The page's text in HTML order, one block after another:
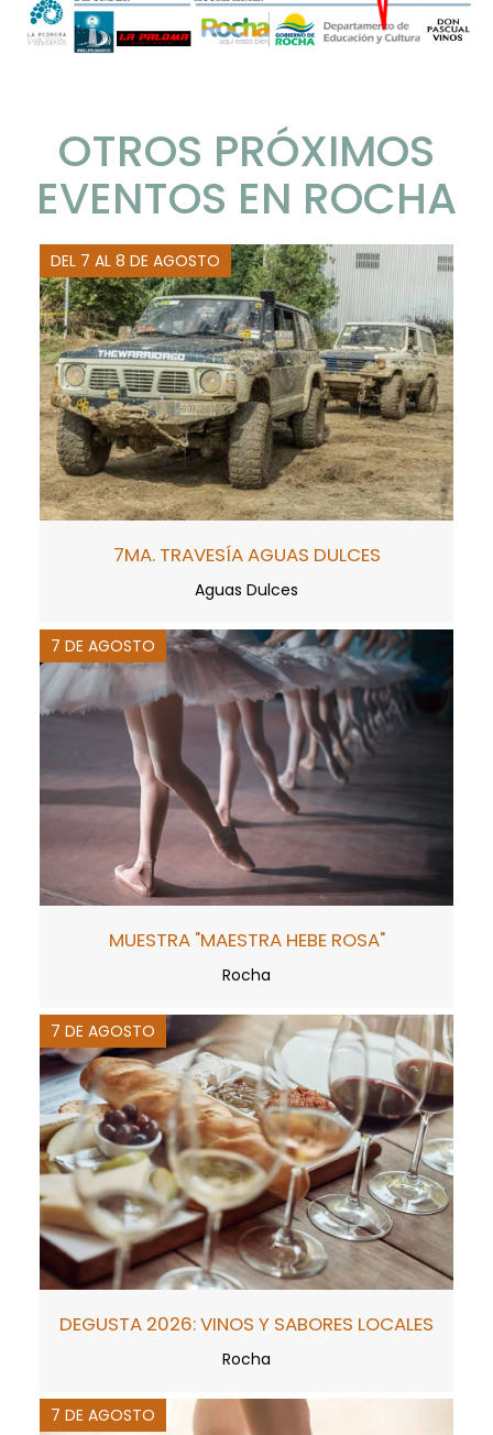
OTROS PRÓXIMOS
EVENTOS EN ROCHA
DEL 7 AL 8 DE AGOSTO
7MA. TRAVESÍA AGUAS DULCES
Aguas Dulces
7 DE AGOSTO
MUESTRA "MAESTRA HEBE ROSA"
Rocha
7 DE AGOSTO
DEGUSTA 2026: VINOS Y SABORES LOCALES
Rocha
7 DE AGOSTO